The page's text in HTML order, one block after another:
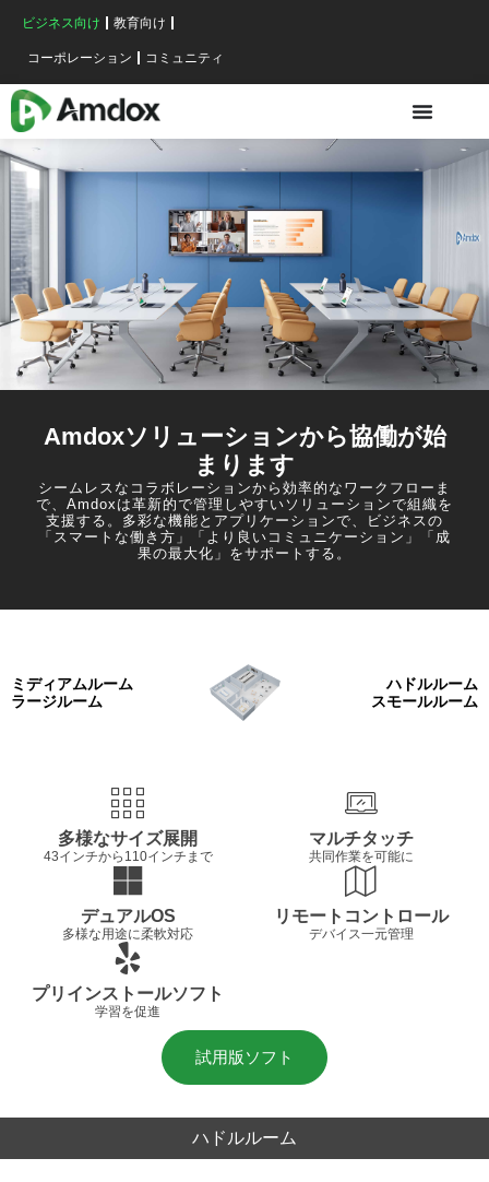
ビジネス向け 教育向け
コーポレーション コミュニティ
Amdoxソリューションから協働が始
まります
シームレスなコラボレーションから効率的なワークフローま
で、Amdoxは革新的で管理しやすいソリューションで組織を
支援する。多彩な機能とアプリケーションで、ビジネスの
「スマートな働き方」「より良いコミュニケーション」「成
果の最大化」をサポートする。
ミディアムルーム
ハドルルーム
ラージルーム
スモールルーム
多様なサイズ展開
43インチから110インチまで
マルチタッチ
共同作業を可能に
デュアルOS
多様な用途に柔軟対応
リモートコントロール
デバイス一元管理
プリインストールソフト
学習を促進
試用版ソフト
ハドルルーム